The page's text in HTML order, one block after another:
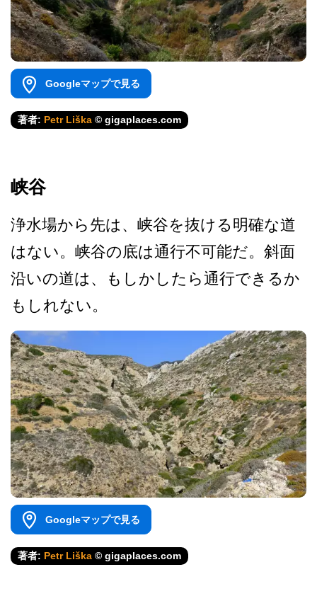
Googleマップで見る
著者: Petr Liška © gigaplaces.com
峡谷
浄水場から先は、峡谷を抜け­る明確な道
はない。峡谷の底は通行不可能だ。斜面
沿­いの道は、もしかしたら通行できるか
もしれない。
Googleマップで見る
著者: Petr Liška © gigaplaces.com